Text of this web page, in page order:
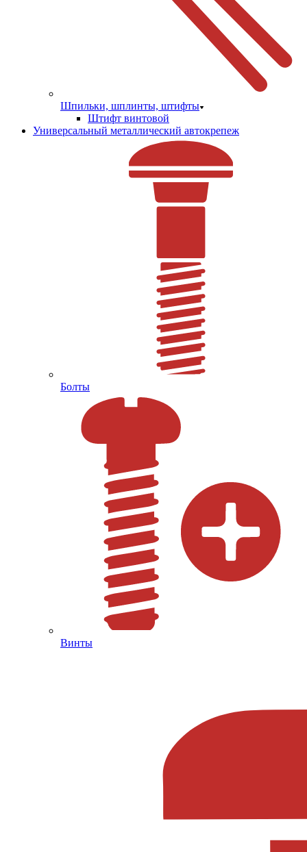
Шпильки, шплинты, штифты
Штифт винтовой
Универсальный металлический автокрепеж
Болты
Винты